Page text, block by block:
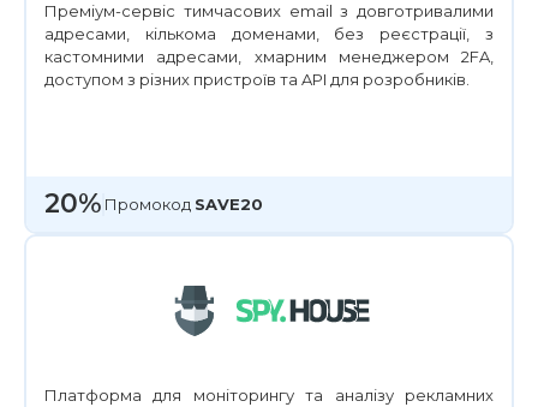
Преміум-сервіс тимчасових email з довготривалими
адресами, кількома доменами, без реєстрації, з
кастомними адресами, хмарним менеджером 2FA,
доступом з різних пристроїв та API для розробників.
20% Промокод SAVE20
Платформа для моніторингу та аналізу рекламних